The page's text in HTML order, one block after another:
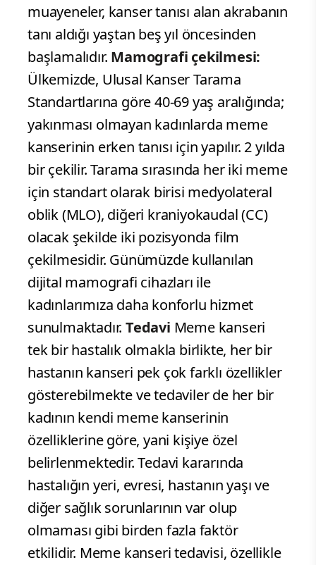
muayeneler, kanser tanısı alan akrabanın
tanı aldığı yaştan beş yıl öncesinden
başlamalıdır. Mamografi çekilmesi:
Ülkemizde, Ulusal Kanser Tarama
Standartlarına göre 40-69 yaş aralığında;
yakınması olmayan kadınlarda meme
kanserinin erken tanısı için yapılır. 2 yılda
bir çekilir. Tarama sırasında her iki meme
için standart olarak birisi medyolateral
oblik (MLO), diğeri kraniyokaudal (CC)
olacak şekilde iki pozisyonda film
çekilmesidir. Günümüzde kullanılan
dijital mamografi cihazları ile
kadınlarımıza daha konforlu hizmet
sunulmaktadır.Tedavi Meme kanseri
tek bir hastalık olmakla birlikte, her bir
hastanın kanseri pek çok farklı özellikler
gösterebilmekte ve tedaviler de her bir
kadının kendi meme kanserinin
özelliklerine göre, yani kişiye özel
belirlenmektedir. Tedavi kararında
hastalığın yeri, evresi, hastanın yaşı ve
diğer sağlık sorunlarının var olup
olmaması gibi birden fazla faktör
etkilidir. Meme kanseri tedavisi, özellikle